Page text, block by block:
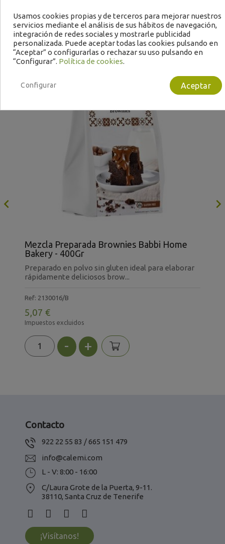
Mezcla Preparada Brownies Babbi Home
Bakery - 400Gr
Preparado en polvo sin gluten ideal para elaborar
rápidamente deliciosos brow...
Ref: 2130016/B
5,07 €
Impuestos excluidos
- +
Contacto
922 22 55 83 / 665 151 479
info@calemi.com
L - V: 8:00 - 16:00
C/Laura Grote de la Puerta, 9-11.
38110, Santa Cruz de Tenerife
¡Visítanos!
Usamos cookies propias y de terceros para mejorar nuestros
servicios mediante el análisis de sus hábitos de navegación,
integración de redes sociales y mostrarle publicidad
personalizada. Puede aceptar todas las cookies pulsando en
“Aceptar” o configurarlas o rechazar su uso pulsando en
“Configurar”. Política de cookies.
Aceptar
Configurar